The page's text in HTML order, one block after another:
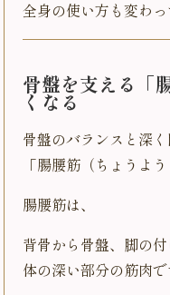
全身の使い方も変わっ
骨盤を支える「
くなる
骨盤のバランスと深く
「腸腰筋（ちょうよ
腸腰筋は、
背骨から骨盤、脚の
体の深い部分の筋肉で